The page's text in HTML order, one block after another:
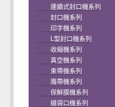
連續式封口機系列
封口機系列
印字機系列
L型封口機系列
收縮機系列
真空機系列
束帶機系列
魔帶機系列
保鮮膜機系列
縫袋口機系列